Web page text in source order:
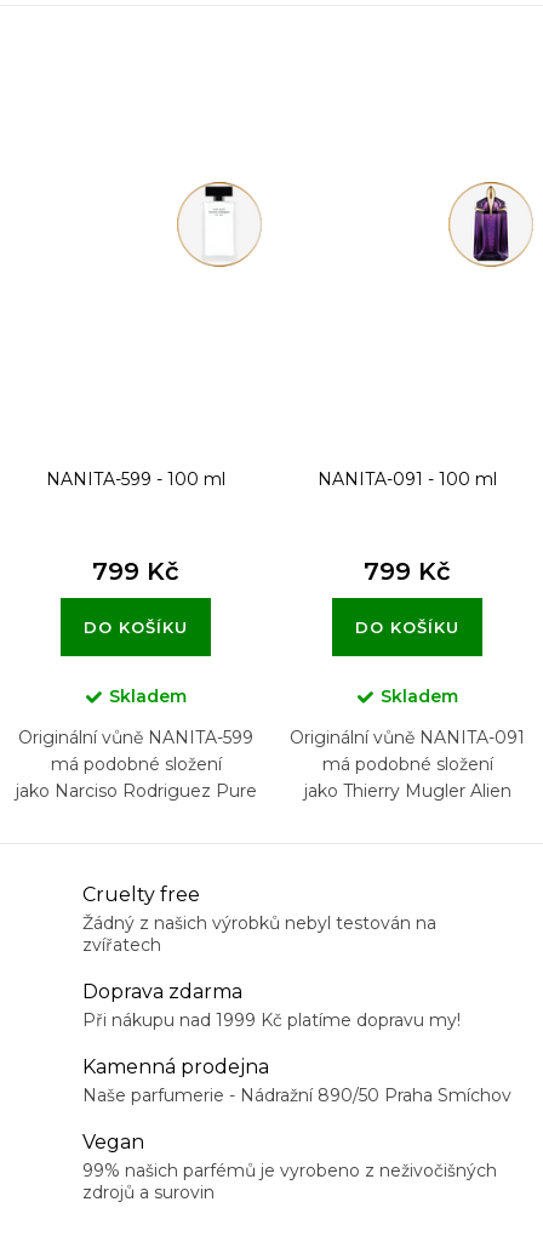
NANITA-599 - 100 ml
799 Kč
DO KOŠÍKU
Skladem
Originální vůně NANITA-599
má podobné složení
jako Narciso Rodriguez Pure
NANITA-091 - 100 ml
799 Kč
DO KOŠÍKU
Skladem
Originální vůně NANITA-091
má podobné složení
jako Thierry Mugler Alien
Cruelty free
Žádný z našich výrobků nebyl testován na
zvířatech
Doprava zdarma
Při nákupu nad 1999 Kč platíme dopravu my!
Kamenná prodejna
Naše parfumerie - Nádražní 890/50 Praha Smíchov
Vegan
99% našich parfémů je vyrobeno z neživočišných
zdrojů a surovin